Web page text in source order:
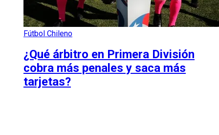
Fútbol Chileno
¿Qué árbitro en Primera División
cobra más penales y saca más
tarjetas?